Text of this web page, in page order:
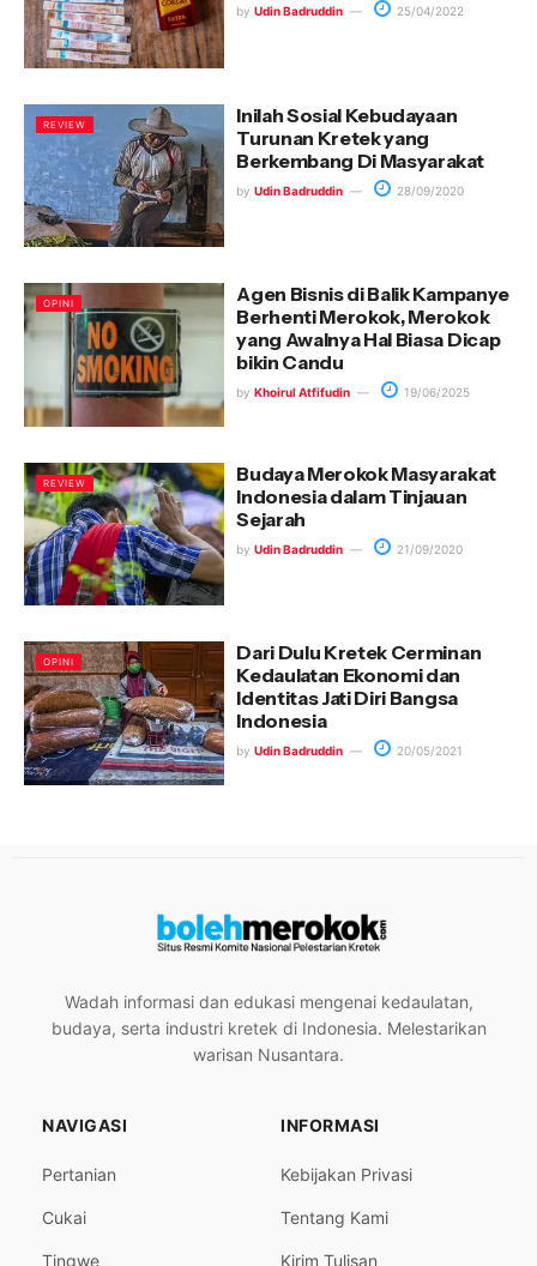
by Udin Badruddin 25/04/2022
REVIEW
Inilah Sosial Kebudayaan
Turunan Kretek yang
Berkembang Di Masyarakat
by Udin Badruddin 28/09/2020
OPINI
Agen Bisnis di Balik Kampanye
Berhenti Merokok, Merokok
yang Awalnya Hal Biasa Dicap
bikin Candu
by Khoirul Atfifudin 19/06/2025
REVIEW
Budaya Merokok Masyarakat
Indonesia dalam Tinjauan
Sejarah
by Udin Badruddin 21/09/2020
OPINI
Dari Dulu Kretek Cerminan
Kedaulatan Ekonomi dan
Identitas Jati Diri Bangsa
Indonesia
by Udin Badruddin 20/05/2021
Wadah informasi dan edukasi mengenai kedaulatan,
budaya, serta industri kretek di Indonesia. Melestarikan
warisan Nusantara.
NAVIGASI
Pertanian
Cukai
Tingwe
INFORMASI
Kebijakan Privasi
Tentang Kami
Kirim Tulisan